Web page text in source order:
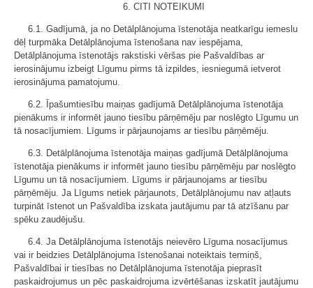
6. CITI NOTEIKUMI
6.1. Gadījumā, ja no Detālplānojuma īstenotāja neatkarīgu iemeslu
dēļ turpmāka Detālplānojuma īstenošana nav iespējama,
Detālplānojuma īstenotājs rakstiski vēršas pie Pašvaldības ar
ierosinājumu izbeigt Līgumu pirms tā izpildes, iesniegumā ietverot
ierosinājuma pamatojumu.
6.2. Īpašumtiesību maiņas gadījumā Detālplānojuma īstenotāja
pienākums ir informēt jauno tiesību pārņēmēju par noslēgto Līgumu un
tā nosacījumiem. Līgums ir pārjaunojams ar tiesību pārņēmēju.
6.3. Detālplānojuma īstenotāja maiņas gadījumā Detālplānojuma
īstenotāja pienākums ir informēt jauno tiesību pārņēmēju par noslēgto
Līgumu un tā nosacījumiem. Līgums ir pārjaunojams ar tiesību
pārņēmēju. Ja Līgums netiek pārjaunots, Detālplānojumu nav atļauts
turpināt īstenot un Pašvaldība izskata jautājumu par tā atzīšanu par
spēku zaudējušu.
6.4. Ja Detālplānojuma īstenotājs neievēro Līguma nosacījumus
vai ir beidzies Detālplānojuma īstenošanai noteiktais termiņš,
Pašvaldībai ir tiesības no Detālplānojuma īstenotāja pieprasīt
paskaidrojumus un pēc paskaidrojuma izvērtēšanas izskatīt jautājumu